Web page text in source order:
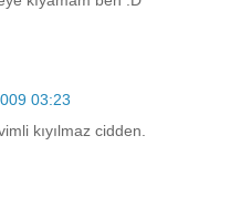
03:23
kıyılmaz cidden.